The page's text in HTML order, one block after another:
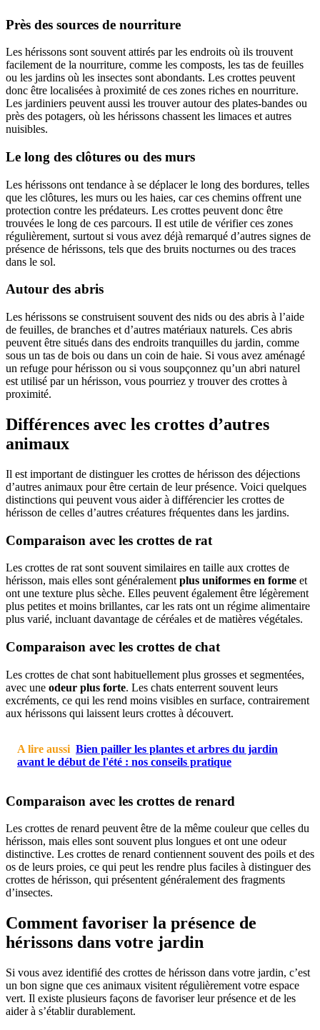
Près des sources de nourriture
Les hérissons sont souvent attirés par les endroits où ils trouvent
facilement de la nourriture, comme les composts, les tas de feuilles
ou les jardins où les insectes sont abondants. Les crottes peuvent
donc être localisées à proximité de ces zones riches en nourriture.
Les jardiniers peuvent aussi les trouver autour des plates-bandes ou
près des potagers, où les hérissons chassent les limaces et autres
nuisibles.
Le long des clôtures ou des murs
Les hérissons ont tendance à se déplacer le long des bordures, telles
que les clôtures, les murs ou les haies, car ces chemins offrent une
protection contre les prédateurs. Les crottes peuvent donc être
trouvées le long de ces parcours. Il est utile de vérifier ces zones
régulièrement, surtout si vous avez déjà remarqué d’autres signes de
présence de hérissons, tels que des bruits nocturnes ou des traces
dans le sol.
Autour des abris
Les hérissons se construisent souvent des nids ou des abris à l’aide
de feuilles, de branches et d’autres matériaux naturels. Ces abris
peuvent être situés dans des endroits tranquilles du jardin, comme
sous un tas de bois ou dans un coin de haie. Si vous avez aménagé
un refuge pour hérisson ou si vous soupçonnez qu’un abri naturel
est utilisé par un hérisson, vous pourriez y trouver des crottes à
proximité.
Différences avec les crottes d’autres
animaux
Il est important de distinguer les crottes de hérisson des déjections
d’autres animaux pour être certain de leur présence. Voici quelques
distinctions qui peuvent vous aider à différencier les crottes de
hérisson de celles d’autres créatures fréquentes dans les jardins.
Comparaison avec les crottes de rat
Les crottes de rat sont souvent similaires en taille aux crottes de
hérisson, mais elles sont généralementplus uniformes en forme et
ont une texture plus sèche. Elles peuvent également être légèrement
plus petites et moins brillantes, car les rats ont un régime alimentaire
plus varié, incluant davantage de céréales et de matières végétales.
Comparaison avec les crottes de chat
Les crottes de chat sont habituellement plus grosses et segmentées,
avec une odeur plus forte. Les chats enterrent souvent leurs
excréments, ce qui les rend moins visibles en surface, contrairement
aux hérissons qui laissent leurs crottes à découvert.
A lire aussi Bien pailler les plantes et arbres du jardin
avant le début de l'été : nos conseils pratique
Comparaison avec les crottes de renard
Les crottes de renard peuvent être de la même couleur que celles du
hérisson, mais elles sont souvent plus longues et ont une odeur
distinctive. Les crottes de renard contiennent souvent des poils et des
os de leurs proies, ce qui peut les rendre plus faciles à distinguer des
crottes de hérisson, qui présentent généralement des fragments
d’insectes.
Comment favoriser la présence de
hérissons dans votre jardin
Si vous avez identifié des crottes de hérisson dans votre jardin, c’est
un bon signe que ces animaux visitent régulièrement votre espace
vert. Il existe plusieurs façons de favoriser leur présence et de les
aider à s’établir durablement.